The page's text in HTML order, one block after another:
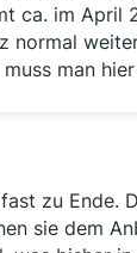
ca. im April
normal
man
zu Ende.
sie dem